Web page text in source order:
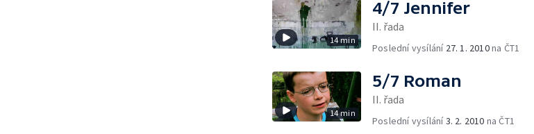
14 min
4/7 Jennifer
II. řada
Poslední vysílání 27. 1. 2010na ČT1
14 min
5/7 Roman
II. řada
Poslední vysílání3. 2. 2010 na ČT1